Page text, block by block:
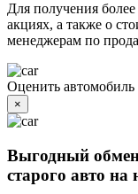
Для получения
акциях, а также о
менеджерам по
Оценить автомобиль
×
Выгодный
старого авто на